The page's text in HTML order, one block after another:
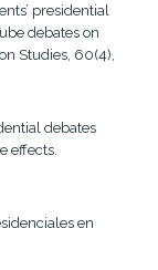
presidential
debates on
Studies, 60(4),
debates
effects.
en